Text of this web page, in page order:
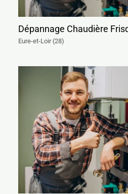
Dépannage Chaudière
Eure-et-Loir (28)